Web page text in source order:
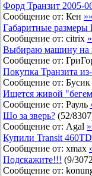
Форд Транзит 2005-
Сообщение от: Кен »»
Габаритные размеры
Сообщение от: citrix
Выбираю машину на
Сообщение от:
Покупка Транзита
Сообщение от: Бусик
Ищется живой
Сообщение от: Рауль
Шо за зверь? (52/8307
Сообщение от: Agal
Купили Transit
Сообщение от: xmax
Подскажите!!! (9/3072
Сообщение от: